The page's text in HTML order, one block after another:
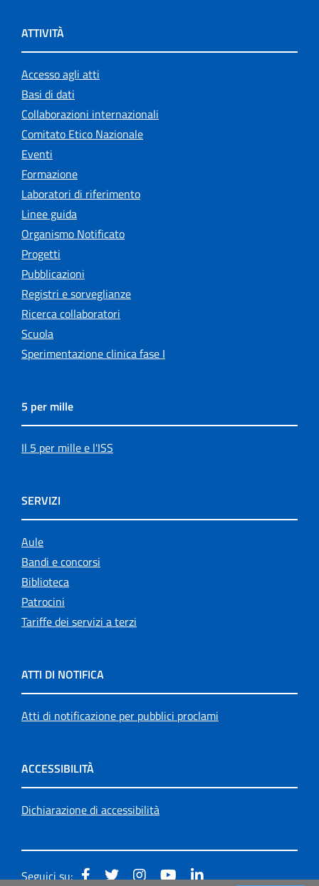
ATTIVITÀ
Accesso agli atti
Basi di dati
Collaborazioni internazionali
Comitato Etico Nazionale
Eventi
Formazione
Laboratori di riferimento
Linee guida
Organismo Notificato
Progetti
Pubblicazioni
Registri e sorveglianze
Ricerca collaboratori
Scuola
Sperimentazione clinica fase I
5 per mille
Il 5 per mille e l'ISS
SERVIZI
Aule
Bandi e concorsi
Biblioteca
Patrocini
Tariffe dei servizi a terzi
ATTI DI NOTIFICA
Atti di notificazione per pubblici proclami
ACCESSIBILITÀ
Dichiarazione di accessibilità
Seguici su: